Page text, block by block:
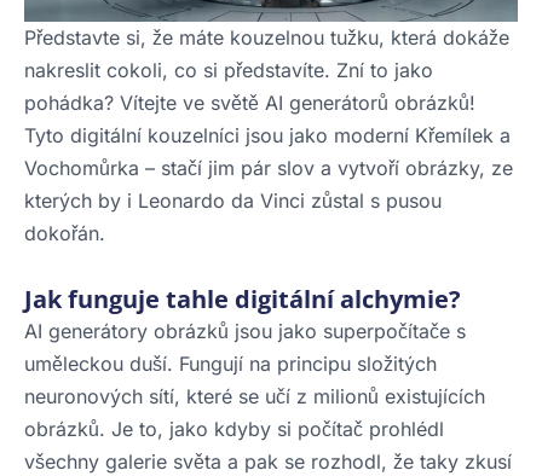
Představte si, že máte kouzelnou tužku, která dokáže
nakreslit cokoli, co si představíte. Zní to jako
pohádka? Vítejte ve světě AI generátorů obrázků!
Tyto digitální kouzelníci jsou jako moderní Křemílek a
Vochomůrka – stačí jim pár slov a vytvoří obrázky, ze
kterých by i Leonardo da Vinci zůstal s pusou
dokořán.
Jak funguje tahle digitální alchymie?
AI generátory obrázků jsou jako superpočítače s
uměleckou duší. Fungují na principu složitých
neuronových sítí, které se učí z milionů existujících
obrázků. Je to, jako kdyby si počítač prohlédl
všechny galerie světa a pak se rozhodl, že taky zkusí